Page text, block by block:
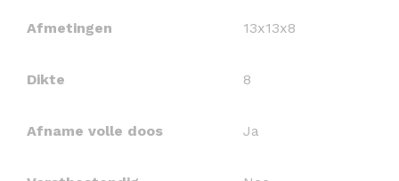
Afmetingen 13x13x8
Dikte 8
Afname volle doos Ja